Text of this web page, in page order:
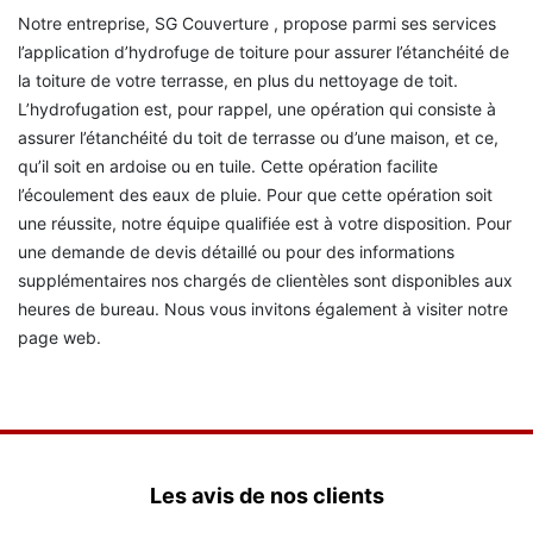
Notre entreprise, SG Couverture , propose parmi ses services
l’application d’hydrofuge de toiture pour assurer l’étanchéité de
la toiture de votre terrasse, en plus du nettoyage de toit.
L’hydrofugation est, pour rappel, une opération qui consiste à
assurer l’étanchéité du toit de terrasse ou d’une maison, et ce,
qu’il soit en ardoise ou en tuile. Cette opération facilite
l’écoulement des eaux de pluie. Pour que cette opération soit
une réussite, notre équipe qualifiée est à votre disposition. Pour
une demande de devis détaillé ou pour des informations
supplémentaires nos chargés de clientèles sont disponibles aux
heures de bureau. Nous vous invitons également à visiter notre
page web.
Les avis de nos clients